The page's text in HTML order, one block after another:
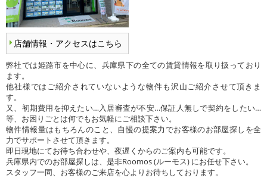
店舗情報・アクセスはこちら
弊社では姫路市を中心に、兵庫県下の全ての賃貸情報を取り扱っており
ます。
他社様ではご紹介されていないような物件も沢山ご紹介させて頂きま
す。
又、初期費用を抑えたい…入居審査が不安…保証人無しで契約をしたい…
等、お困りごとは何でもお気軽にご相談下さい。
物件情報量はもちろんのこと、自慢の提案力でお客様のお部屋探しを全
力でサポートさせて頂きます。
即日現地にてお待ち合わせや、夜遅くからのご案内も可能です。
兵庫県内でのお部屋探しは、是非Roomos (ルーモス) にお任せ下さい。
スタッフ一同、お客様のご来店を心よりお待ちしております。